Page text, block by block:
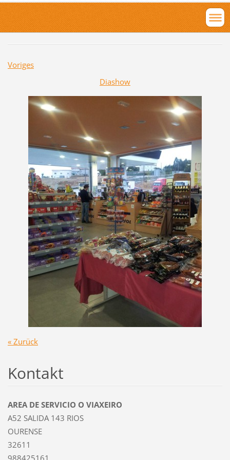
Voriges
Diashow
« Zurück
Kontakt
AREA DE SERVICIO O VIAXEIRO
A52 SALIDA 143 RIOS
OURENSE
32611
988425161